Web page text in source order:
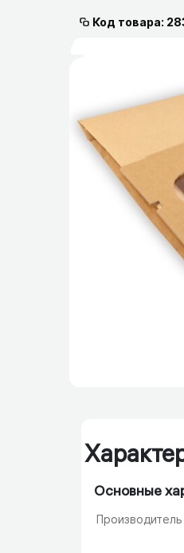
Код товара:
Основные
Производитель